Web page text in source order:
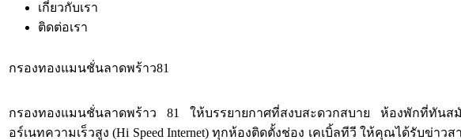
เกี่ยวกับเรา
ติดต่อเรา
กรองทองแมนชั่นลาดพร้าว81
กรองทองแมนชั่นลาดพร้าว 81 ให้บรรยายกาศที่สงบสะดวกสบาย ห้องพักที่ทันส
อร์เนทความเร็วสูง (Hi Speed Internet) ทุกห้องติดตั้งช่อง เคเบิ้ลทีวี ให้คุณได้รับ